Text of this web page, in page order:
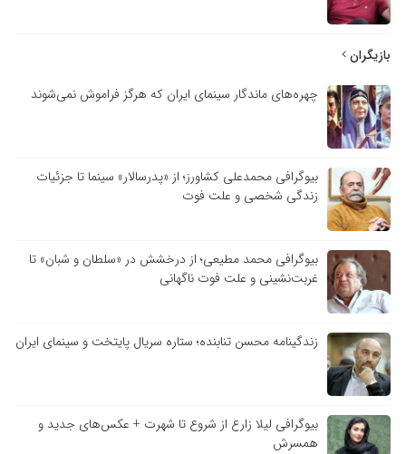
بازیگران
چهره‌های ماندگار سینمای ایران که هرگز فراموش نمی‌شوند
بیوگرافی محمدعلی کشاورز؛ از «پدرسالار» سینما تا جزئیات
زندگی شخصی و علت فوت
بیوگرافی محمد مطیعی؛ از درخشش در «سلطان و شبان» تا
غربت‌نشینی و علت فوت ناگهانی
زندگینامه محسن تنابنده؛ ستاره سریال پایتخت و سینمای ایران
بیوگرافی لیلا زارع از شروع تا شهرت + عکس‌های جدید و
همسرش